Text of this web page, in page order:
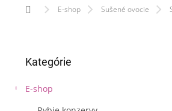
DomovE-shop Sušené ovocie
č
ý
kategórie
Kategórie
E-shop